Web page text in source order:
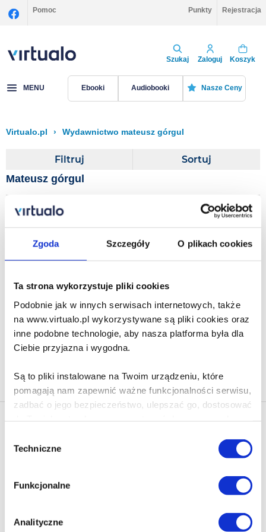
Zgoda Szczegóły O plikach cookies
Ta strona wykorzystuje pliki cookies
Podobnie jak w innych serwisach internetowych, także
na www.virtualo.pl wykorzystywane są pliki cookies oraz
inne podobne technologie, aby nasza platforma była dla
Ciebie przyjazna i wygodna.
Są to pliki instalowane na Twoim urządzeniu, które
pomagają nam zapewnić ważne funkcjonalności serwisu,
zadbać o jego bezpieczeństwo, ulepszać go, dostosować
Poza plikami, które są nam niezbędne do prawidłowego
i bezpiecznego działania serwisu - są także takie, które
wymagają Twojej zgody.
Każda udzielona zgoda poprawi Twoje doświadczenia
zgody
Techniczne
Funkcjonalne
Analityczne
Pomoc Punkty Rejestracja
Szukaj Zaloguj Koszyk
MENU Ebooki Audiobooki Nasze Ceny
Virtualo.pl › Wydawnictwo mateusz górgul
Filtruj Sortuj
Mateusz górgul
mateusz górgul
Do koszyka Na prezent
Newsletter - rabat 10%
Klikając ZAPISZ SIĘ, zgadzasz się na otrzymywanie informacji
marketingowych dotyczących virtualo.pl oraz partnerów biznesowych
Zgodę można wycofać w każdym czasie w sposób określony w
Polityce Prywatności
dokonanego przed jej wycofaniem.